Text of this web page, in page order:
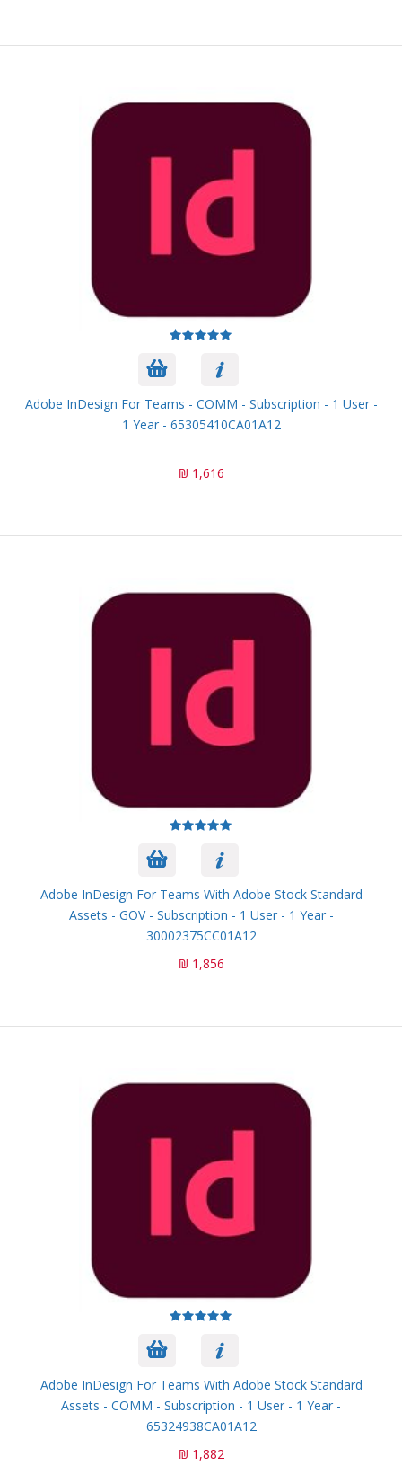
Adobe InDesign For Teams - COMM - Subscription - 1 User -
1 Year - 65305410CA01A12
1,616 ₪
Adobe InDesign For Teams With Adobe Stock Standard
Assets - GOV - Subscription - 1 User - 1 Year -
30002375CC01A12
1,856 ₪
Adobe InDesign For Teams With Adobe Stock Standard
Assets - COMM - Subscription - 1 User - 1 Year -
65324938CA01A12
1,882 ₪